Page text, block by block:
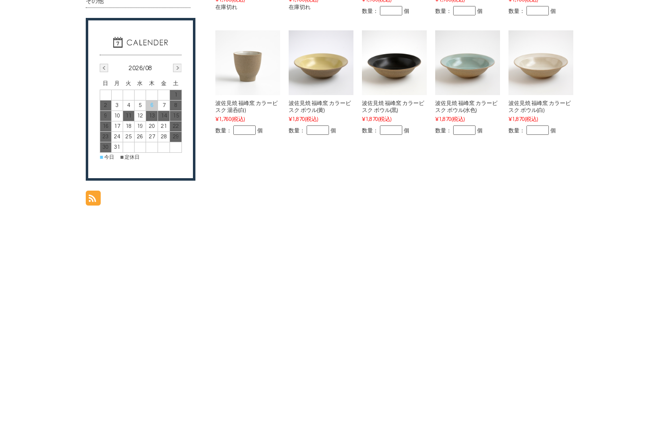
在庫切れ
在庫切れ
数量： 個 数量： 個 数量： 個
波佐見焼 福峰窯 カラービ
スク 湯呑(白)
¥1,760(税込)
数量： 個
波佐見焼 福峰窯 カラービ
スク ボウル(黄)
¥1,870(税込)
数量： 個
波佐見焼 福峰窯 カラービ
スク ボウル(黒)
¥1,870(税込)
数量： 個
波佐見焼 福峰窯 カラービ
スク ボウル(水色)
¥1,870(税込)
数量： 個
波佐見焼 福峰窯 カラービ
スク ボウル(白)
¥1,870(税込)
数量： 個
2026/08
日 月 火 水 木 金 土
1
2
3 4 5 6 7
8
9
10 11 12 13 14
15
16
17 18 19 20 21
22
23
24 25 26 27 28
29
30
31
■ 今日 ■ 定休日